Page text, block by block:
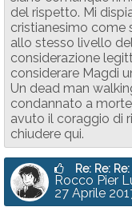
del rispetto. Mi
cristianesimo come
allo stesso livello
considerazione
considerare Magdi
Un dead man
condannato a
avuto il coraggio di
chiudere qui.
Re: Re:
Rocco Pier
27 Aprile